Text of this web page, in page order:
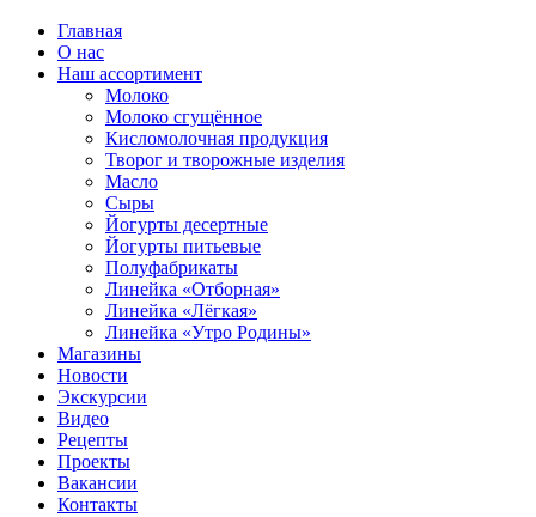
Главная
О нас
Наш ассортимент
Молоко
Молоко сгущённое
Кисломолочная продукция
Творог и творожные изделия
Масло
Сыры
Йогурты десертные
Йогурты питьевые
Полуфабрикаты
Линейка «Отборная»
Линейка «Лёгкая»
Линейка «Утро Родины»
Магазины
Новости
Экскурсии
Видео
Рецепты
Проекты
Вакансии
Контакты